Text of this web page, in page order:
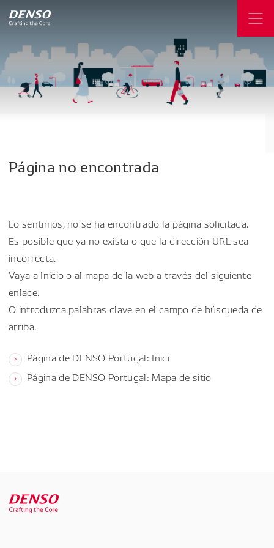
Página no encontrada
Lo sentimos, no se ha encontrado la página solicitada.
Es posible que ya no exista o que la dirección URL sea
incorrecta.
Vaya a Inicio o al mapa de la web a través del siguiente
enlace.
O introduzca palabras clave en el campo de búsqueda de
arriba.
Página de DENSO Portugal: Inici
Página de DENSO Portugal: Mapa de sitio